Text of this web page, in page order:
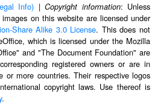
Info) |Copyright information: Unless
on this website are licensed under
Share Alike 3.0 License. This does not
which is licensed under the Mozilla
and "The Document Foundation" are
registered owners or are in
or more countries. Their respective logos
copyright laws. Use thereof is
.